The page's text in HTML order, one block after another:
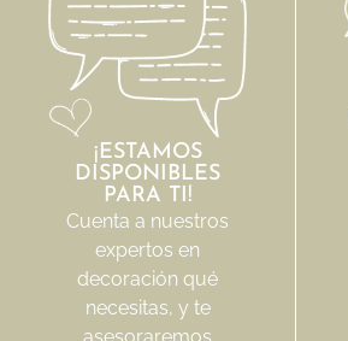
¡ESTAMOS
DISPONIBLES
PARA TI!
Cuenta a nuestros
expertos en
decoración qué
necesitas, y te